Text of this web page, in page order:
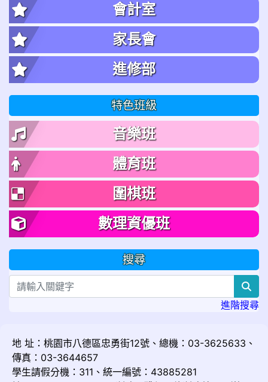
會計室
家長會
進修部
特色班級
音樂班
體育班
圍棋班
數理資優班
搜尋
進階搜尋
地 址：桃園市八德區忠勇街12號、總機：03-3625633、
傳真：03-3644657
學生請假分機：311、統一編號：43885281